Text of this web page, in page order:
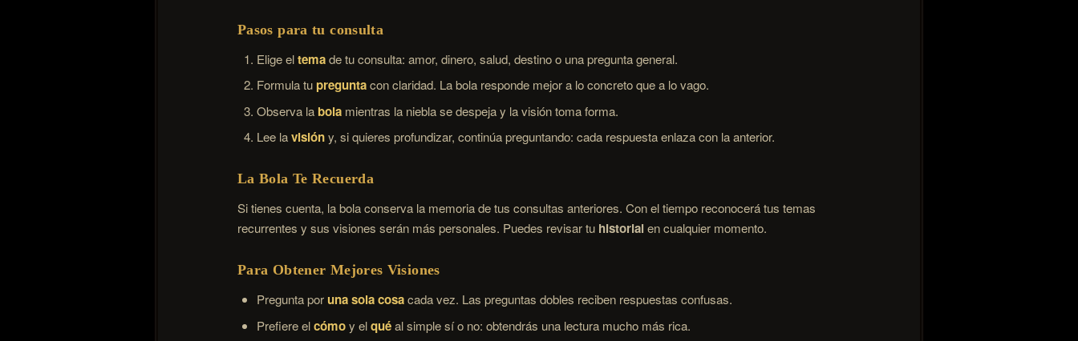
Pasos para tu consulta
Elige eltemade tu consulta: amor, dinero, salud, destino o una pregunta general.
Formula tupreguntacon claridad. La bola responde mejor a lo concreto que a lo vago.
Observa la bola mientras la niebla se despeja y la visión toma forma.
Lee lavisióny, si quieres profundizar, continúa preguntando: cada respuesta enlaza con la anterior.
La Bola Te Recuerda
Si tienes cuenta, la bola conserva la memoria de tus consultas anteriores. Con el tiempo reconocerá tus temas
recurrentes y sus visiones serán más personales. Puedes revisar tu historialen cualquier momento.
Para Obtener Mejores Visiones
Pregunta poruna sola cosacada vez. Las preguntas dobles reciben respuestas confusas.
Prefiere elcómoy elquéal simple sí o no: obtendrás una lectura mucho más rica.